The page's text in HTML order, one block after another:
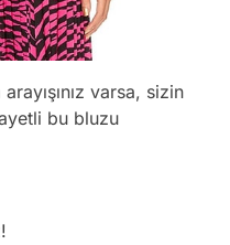
varsa, sizin
bu bluzu